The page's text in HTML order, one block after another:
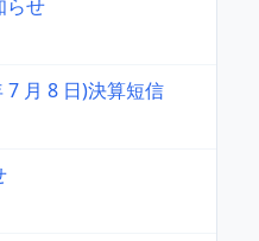
らせ
月 8 日)決算短信